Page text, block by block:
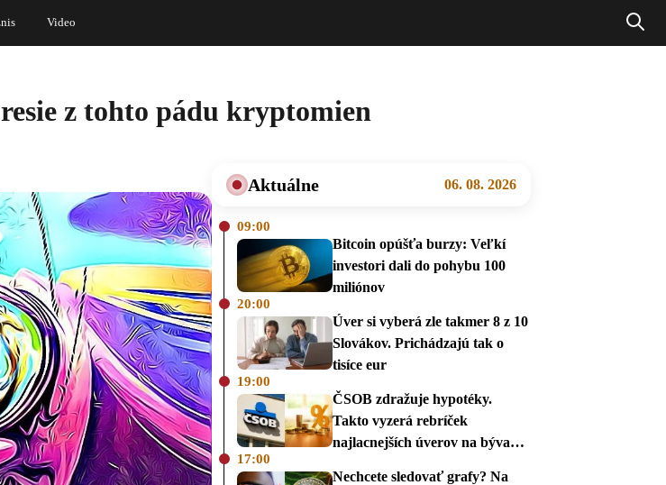
Video
z tohto pádu kryptomien
Aktuálne 06. 08. 2026
09:00
Bitcoin opúšťa burzy: Veľkí
investori dali do pohybu 100
miliónov
20:00
Úver si vyberá zle takmer 8 z 10
Slovákov. Prichádzajú tak o
tisíce eur
19:00
ČSOB zdražuje hypotéky.
Takto vyzerá rebríček
najlacnejších úverov na bývanie
17:00
Nechcete sledovať grafy? Na